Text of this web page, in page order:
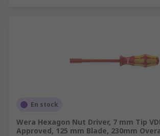
En stock
Wera Hexagon Nut Driver, 7 mm Tip
Approved, 125 mm Blade, 230mm